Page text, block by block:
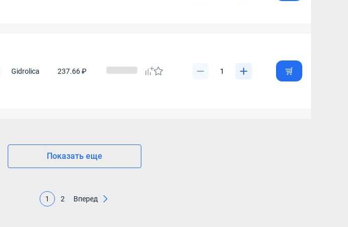
Gidrolica 237.66 ₽
Показать еще
1 2 Вперед